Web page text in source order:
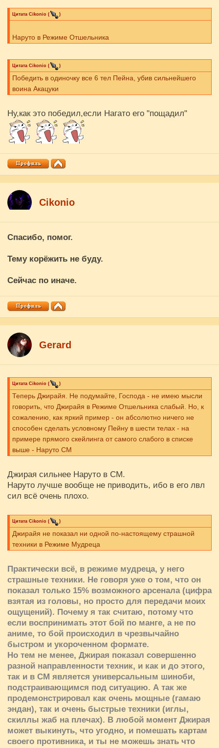
Цитата Cikоnio ( )
Наруто в Режиме Отшельника
Цитата Cikоnio ( )
Победить в одиночку все 6 тел Пейна, убив сильнейшего
воина Акацуки
Ну,как это победил,если Нагато его "пощадил"
Cikоnio
Спасибо, помог.
Тему корёжить не буду.
Сейчас по иначе.
Gerard
Цитата Cikоnio ( )
Теперь Джирайя. Не подумайте, Господа - не имею мысли
говорить, что Джирайя в Режиме Отшельника слабый. Но, к
сожалению, как яркий пример - он абсолютно ничего не
способен сделать условному Пейну в шести телах - на
примере прямого скейлинга от самого слабого в списке
выше - Наруто СМ
Джирая сильнее Наруто в СМ.
Наруто лучше вообще не приводить, ибо в его лвл
сил всё очень плохо.
Цитата Cikоnio ( )
Джирайя не показал ни одной по-настоящему страшной
техники в Режиме Мудреца
Практически всё, в режиме мудреца, у него
страшные техники. Не говоря уже о том, что он
показал только 15% возможного арсенала (цифра
взятая из головы, но просто для передачи моих
ощущений). Почему я так считаю, потому что
если воспринимать этот бой по манге, а не по
аниме, то бой происходил в чрезвычайно
быстром и укороченном формате.
Но тем не менее, Джирая показал совершенно
разной направленности техник, и как и до этого,
так и в СМ является универсальным шиноби,
подстраивающимся под ситуацию. А так же
продемонстрировал как очень мощные (гамаю
эндан), так и очень быстрые техники (иглы,
скиллы жаб на плечах). В любой момент Джирая
может выкинуть, что угодно, и помешать картам
своего противника, и ты не можешь знать что